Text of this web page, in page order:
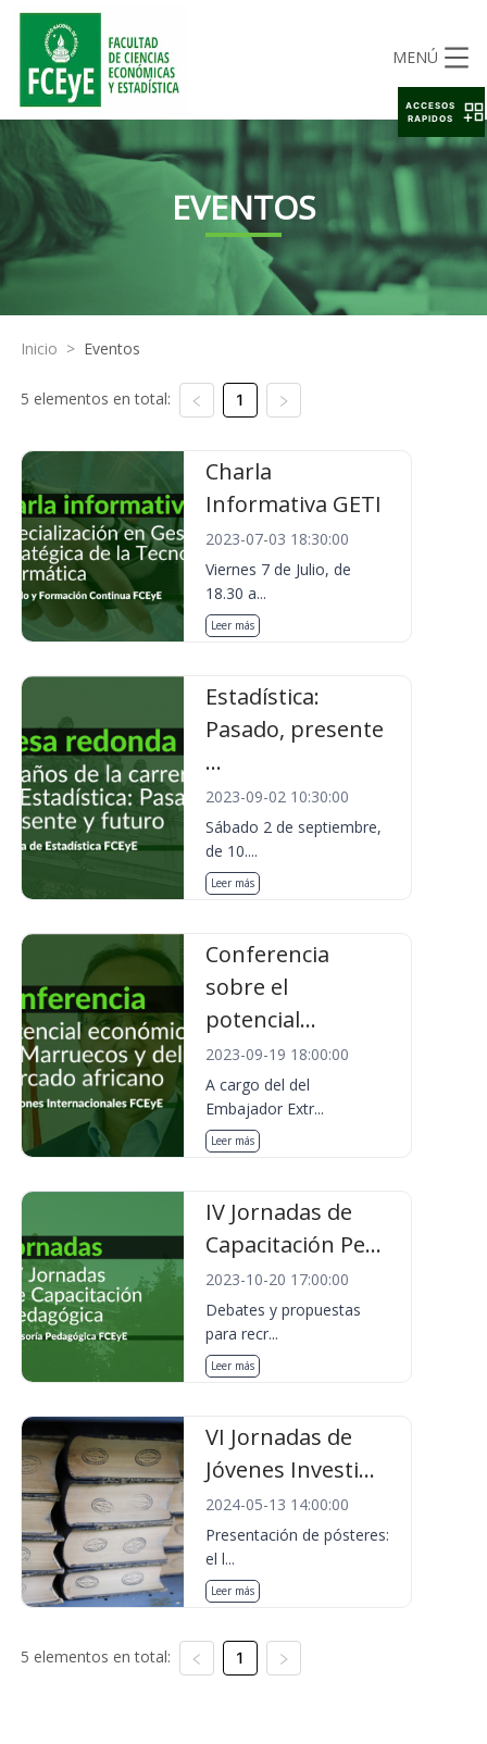
MENÚ
EVENTOS
Inicio > Eventos
5 elementos en total: 1
Charla
Informativa GETI
2023-07-03 18:30:00
Viernes 7 de Julio, de
18.30 a...
Leer más
Estadística:
Pasado, presente
...
2023-09-02 10:30:00
Sábado 2 de septiembre,
de 10....
Leer más
Conferencia
sobre el
potencial...
2023-09-19 18:00:00
A cargo del del
Embajador Extr...
Leer más
IV Jornadas de
Capacitación Pe...
2023-10-20 17:00:00
Debates y propuestas
para recr...
Leer más
VI Jornadas de
Jóvenes Investi...
2024-05-13 14:00:00
Presentación de pósteres:
el l...
Leer más
5 elementos en total: 1
ACCESOS
RAPIDOS